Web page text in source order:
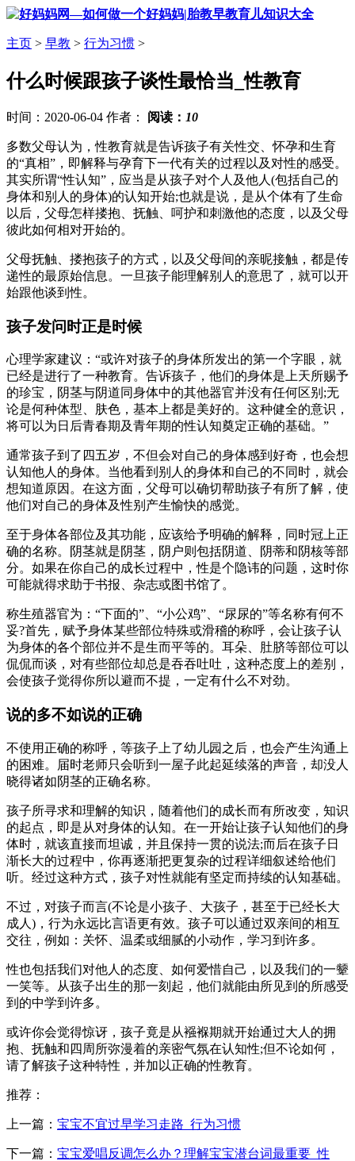
主页 > 早教 > 行为习惯 >
什么时候跟孩子谈性最恰当_性教育
时间：2020-06-04 作者： 阅读： 10
多数父母认为，性教育就是告诉孩子有关性交、怀孕和生育
的“真相”，即解释与孕育下一代有关的过程以及对性的感受。
其实所谓“性认知”，应当是从孩子对个人及他人(包括自己的
身体和别人的身体)的认知开始;也就是说，是从个体有了生命
以后，父母怎样搂抱、抚触、呵护和刺激他的态度，以及父母
彼此如何相对开始的。
父母抚触、搂抱孩子的方式，以及父母间的亲昵接触，都是传
递性的最原始信息。一旦孩子能理解别人的意思了，就可以开
始跟他谈到性。
孩子发问时正是时候
心理学家建议：“或许对孩子的身体所发出的第一个字眼，就
已经是进行了一种教育。告诉孩子，他们的身体是上天所赐予
的珍宝，阴茎与阴道同身体中的其他器官并没有任何区别;无
论是何种体型、肤色，基本上都是美好的。这种健全的意识，
将可以为日后青春期及青年期的性认知奠定正确的基础。”
通常孩子到了四五岁，不但会对自己的身体感到好奇，也会想
认知他人的身体。当他看到别人的身体和自己的不同时，就会
想知道原因。在这方面，父母可以确切帮助孩子有所了解，使
他们对自己的身体及性别产生愉快的感觉。
至于身体各部位及其功能，应该给予明确的解释，同时冠上正
确的名称。阴茎就是阴茎，阴户则包括阴道、阴蒂和阴核等部
分。如果在你自己的成长过程中，性是个隐讳的问题，这时你
可能就得求助于书报、杂志或图书馆了。
称生殖器官为：“下面的”、“小公鸡”、“尿尿的”等名称有何不
妥?首先，赋予身体某些部位特殊或滑稽的称呼，会让孩子认
为身体的各个部位并不是生而平等的。耳朵、肚脐等部位可以
侃侃而谈，对有些部位却总是吞吞吐吐，这种态度上的差别，
会使孩子觉得你所以避而不提，一定有什么不对劲。
说的多不如说的正确
不使用正确的称呼，等孩子上了幼儿园之后，也会产生沟通上
的困难。届时老师只会听到一屋子此起延续落的声音，却没人
晓得诸如阴茎的正确名称。
孩子所寻求和理解的知识，随着他们的成长而有所改变，知识
的起点，即是从对身体的认知。在一开始让孩子认知他们的身
体时，就该直接而坦诚，并且保持一贯的说法;而后在孩子日
渐长大的过程中，你再逐渐把更复杂的过程详细叙述给他们
听。经过这种方式，孩子对性就能有坚定而持续的认知基础。
不过，对孩子而言(不论是小孩子、大孩子，甚至于已经长大
成人)，行为永远比言语更有效。孩子可以通过双亲间的相互
交往，例如：关怀、温柔或细腻的小动作，学习到许多。
性也包括我们对他人的态度、如何爱惜自己，以及我们的一颦
一笑等。从孩子出生的那一刻起，他们就能由所见到的所感受
到的中学到许多。
或许你会觉得惊讶，孩子竟是从襁褓期就开始通过大人的拥
抱、抚触和四周所弥漫着的亲密气氛在认知性;但不论如何，
请了解孩子这种特性，并加以正确的性教育。
推荐：
上一篇： 宝宝不宜过早学习走路_行为习惯
下一篇： 宝宝爱唱反调怎么办？理解宝宝潜台词最重要_性